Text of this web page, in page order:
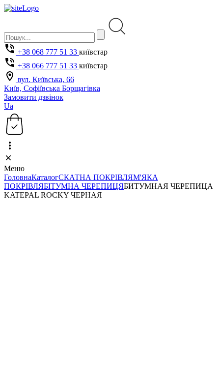
+38 068 777 51 33 київстар
+38 066 777 51 33 київстар
вул. Київська, 66
Київ, Софіївська Борщагівка
Замовити дзвінок
Ua
Меню
ГоловнаКаталогСКАТНА ПОКРІВЛЯМ'ЯКА
ПОКРІВЛЯБІТУМНА ЧЕРЕПИЦЯБИТУМНАЯ ЧЕРЕПИЦА
KATEPAL ROCKY ЧЕРНАЯ